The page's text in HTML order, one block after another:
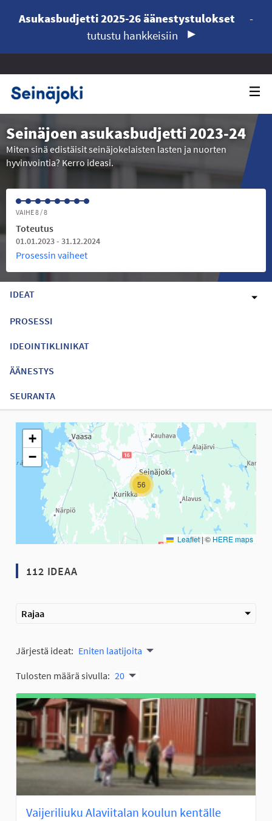
Asukasbudjetti 2025-26 äänestystulokset
-
tutustu hankkeisiin
Seinäjoen asukasbudjetti 2023-24
Miten sinä edistäisit seinäjokelaisten lasten ja nuorten
hyvinvointia? Kerro ideasi.
VAIHE 8 / 8
Toteutus
01.01.2023 - 31.12.2024
Prosessin vaiheet
IDEAT
PROSESSI
IDEOINTIKLINIKAT
ÄÄNESTYS
SEURANTA
Seuraavassa elementissä on kartta, joka esittää tämän
56
+
−
Leaflet |© HERE maps
112 IDEAA
Rajaa
Järjestä ideat: Eniten laatijoita
Tulosten määrä sivulla: 20
Vaijeriliuku Alaviitalan koulun kentälle